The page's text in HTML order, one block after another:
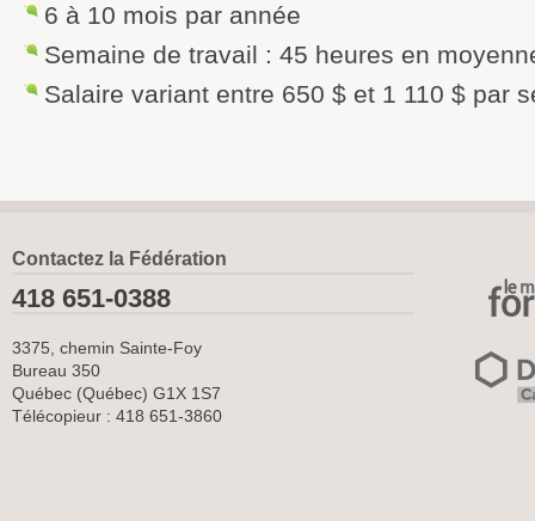
6 à 10 mois par année
Semaine de travail : 45 heures en
Salaire variant entre 650 $ et 1 110 $ par
Contactez la Fédération
418 651-0388
3375, chemin Sainte-Foy
Bureau 350
Québec (Québec) G1X 1S7
Télécopieur : 418 651-3860